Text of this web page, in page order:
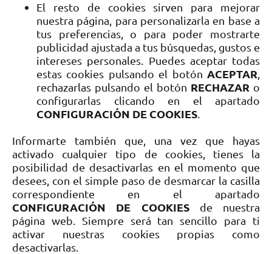
El resto de cookies sirven para mejorar
nuestra página, para personalizarla en base a
tus preferencias, o para poder mostrarte
publicidad ajustada a tus búsquedas, gustos e
intereses personales. Puedes aceptar todas
estas cookies pulsando el botón ACEPTAR
rechazarlas pulsando el botón RECHAZAR o
configurarlas clicando en el apartado
CONFIGURACIÓN DE COOKIES
Informarte también que, una vez que hayas
activado cualquier tipo de cookies, tienes la
posibilidad de desactivarlas en el momento que
desees, con el simple paso de desmarcar la casilla
correspondiente en el apartado
CONFIGURACIÓN DE COOKIES
de nuestra
página web. Siempre será tan sencillo para ti
activar nuestras cookies propias como
desactivarlas.